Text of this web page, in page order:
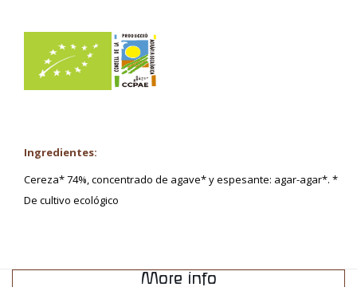
Ingredientes:
Cereza* 74%, concentrado de agave* y espesante: agar-agar*. *
De cultivo ecológico
More info